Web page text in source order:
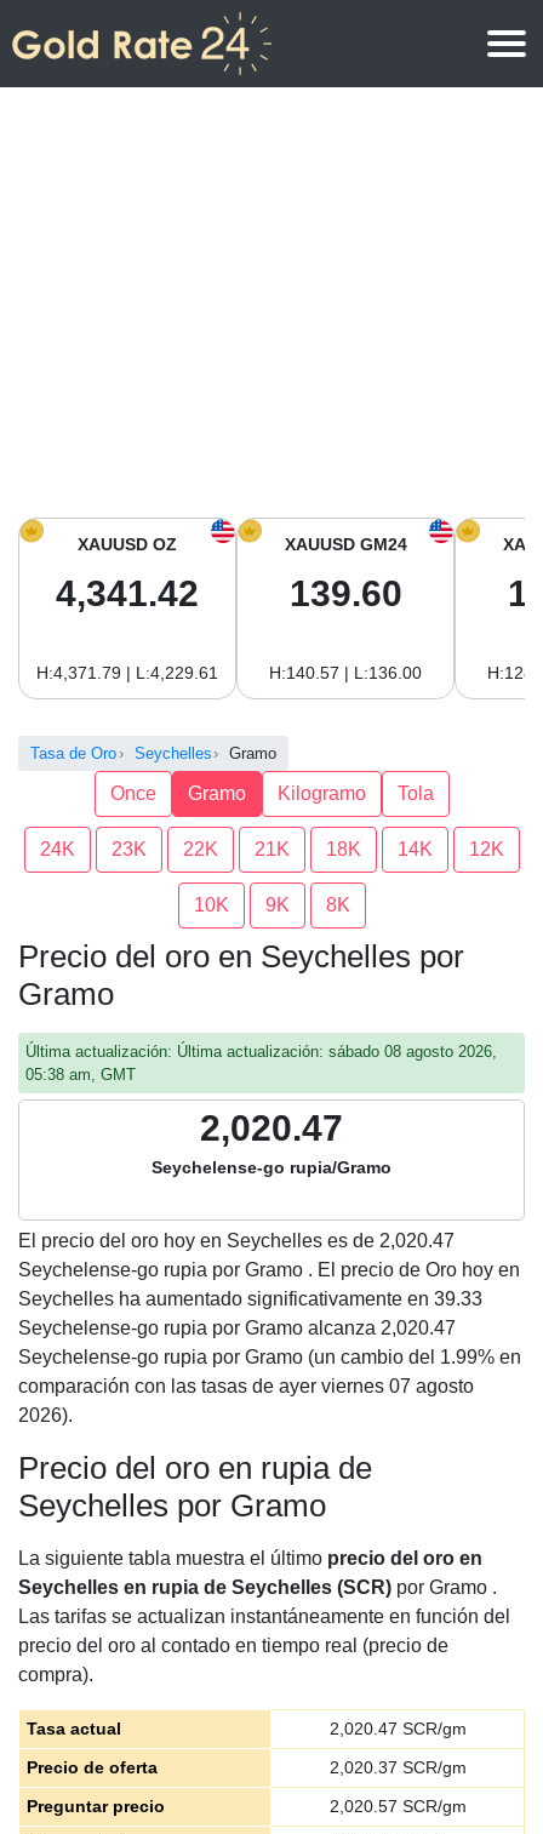
Precio del Oro hoy en América del sur
XAUUSD OZ
4,341.42
H:4,371.79 | L:4,229.61
XAUUSD GM24
139.60
H:140.57 | L:136.00
Tasa de Oro Seychelles Gramo
Once Gramo Kilogramo Tola
24K 23K 22K 21K 18K 14K 12K
10K 9K 8K
Precio del oro en Seychelles por
Gramo
Última actualización: Última actualización: sábado 08 agosto 2026,
05:38 am, GMT
2,020.47
Seychelense-go rupia/Gramo
El precio del oro hoy en Seychelles es de 2,020.47
Seychelense-go rupia por Gramo . El precio de Oro hoy en
Seychelles ha aumentado significativamente en 39.33
Seychelense-go rupia por Gramo alcanza 2,020.47
Seychelense-go rupia por Gramo (un cambio del 1.99% en
comparación con las tasas de ayer viernes 07 agosto
2026).
Precio del oro en rupia de
Seychelles por Gramo
La siguiente tabla muestra el último precio del oro en
Seychelles en rupia de Seychelles (SCR) por Gramo .
Las tarifas se actualizan instantáneamente en función del
precio del oro al contado en tiempo real (precio de
compra).
Tasa actual 2,020.47 SCR/gm
Precio de oferta
2,020.37 SCR/gm
Preguntar precio
2,020.57 SCR/gm